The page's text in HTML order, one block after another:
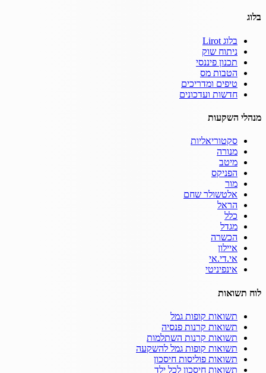
בלוג
בלוג Lirot
ניתוח שוק
תכנון פיננסי
הטבות מס
טיפים ומדריכים
חדשות ועדכונים
מנהלי השקעות
סקטוריאליות
מנורה
מיטב
הפניקס
מור
אלטשולר שחם
הראל
כלל
מגדל
הכשרה
איילון
אי.די.אי
אינפיניטי
לוח תשואות
תשואות קופות גמל
תשואות קרנות פנסיה
תשואות קרנות השתלמות
תשואות קופות גמל להשקעה
תשואות פוליסות חיסכון
תשואות חיסכון לכל ילד